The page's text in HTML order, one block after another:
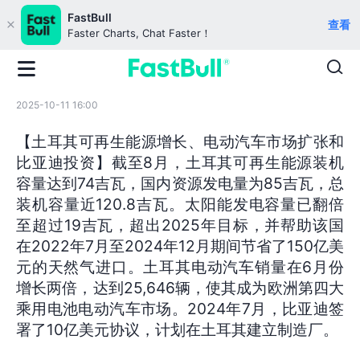
FastBull
Faster Charts, Chat Faster！
查看
2025-10-11 16:00
【土耳其可再生能源增长、电动汽车市场扩张和
比亚迪投资】截至8月，土耳其可再生能源装机
容量达到74吉瓦，国内资源发电量为85吉瓦，总
装机容量近120.8吉瓦。太阳能发电容量已翻倍
至超过19吉瓦，超出2025年目标，并帮助该国
在2022年7月至2024年12月期间节省了150亿美
元的天然气进口。土耳其电动汽车销量在6月份
增长两倍，达到25,646辆，使其成为欧洲第四大
乘用电池电动汽车市场。2024年7月，比亚迪签
署了10亿美元协议，计划在土耳其建立制造厂。